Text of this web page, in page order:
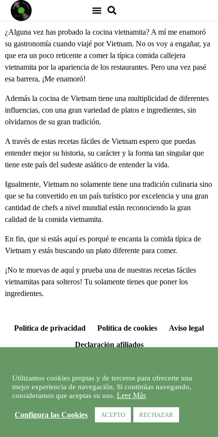
¿Alguna vez has probado la cocina vietnamita? A mí me enamoró
su gastronomía cuando viajé por Vietnam. No os voy a engañar, ya
que era un poco reticente a comer la típica comida callejera
vietnamita por la apariencia de los restaurantes. Pero una vez pasé
esa barrera, ¡Me enamoró!
Además la cocina de Vietnam tiene una multiplicidad de diferentes
influencias, con una gran variedad de platos e ingredientes, sin
olvidarnos de su gran tradición.
A través de estas recetas fáciles de Vietnam espero que puedas
entender mejor su historia, su carácter y la forma tan singular que
tiene este país del sudeste asiático de entender la vida.
Igualmente, Vietnam no solamente tiene una tradición culinaria sino
que se ha convertido en un país turístico por excelencia y una gran
cantidad de chefs a nivel mundial están reconociendo la gran
calidad de la comida vietnamita.
En fin, que si estás aquí es porqué te encanta la comida típica de
Vietnam y estás buscando un plato diferente para comer.
¡No te muevas de aquí y prueba una de nuestras recetas fáciles
vietnamitas para solteros! Tu solamente tienes que poner los
ingredientes.
Política de privacidad Política de cookies
Aviso legal
Declaración afiliados
Utilizamos cookies propias y de terceros para ofrecerte una
mejor experiencia de navegación. Si continúas navegando,
consideramos que aceptas su uso. Leer Más
Configura las Cookies ACEPTO RECHAZAR